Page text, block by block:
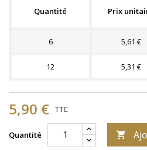
Quantité Prix
6 5,61 €
12 5,31 €
5,90 € TTC
Quantité 